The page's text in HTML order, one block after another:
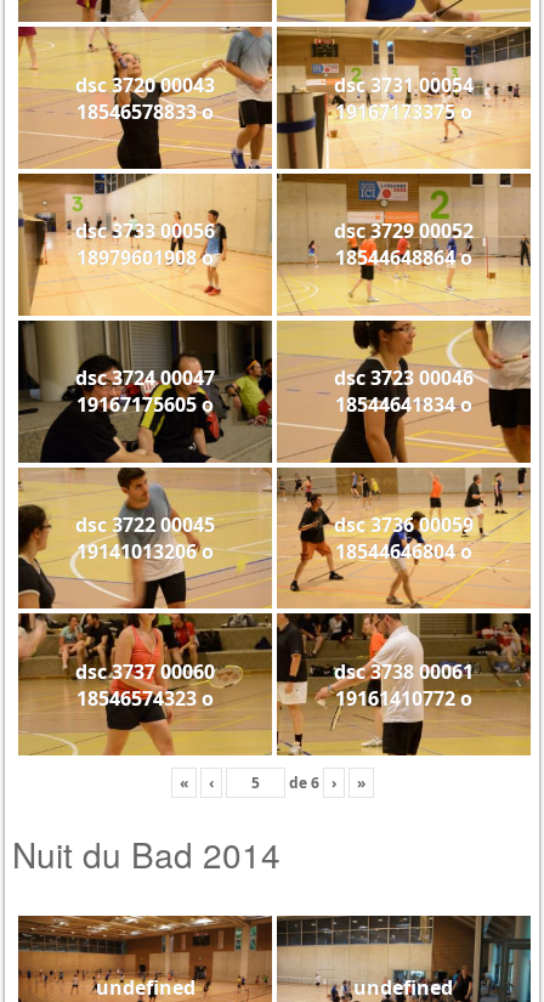
dsc 3720 00043
18546578833 o
dsc 3731 00054
19167173375 o
dsc 3733 00056
18979601908 o
dsc 3729 00052
18544648864 o
dsc 3724 00047
19167175605 o
dsc 3723 00046
18544641834 o
dsc 3722 00045
19141013206 o
dsc 3736 00059
18544646804 o
dsc 3737 00060
18546574323 o
dsc 3738 00061
19161410772 o
« ‹ de6 › »
Nuit du Bad 2014
undefined undefined